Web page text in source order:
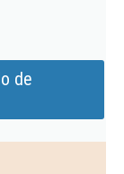
de